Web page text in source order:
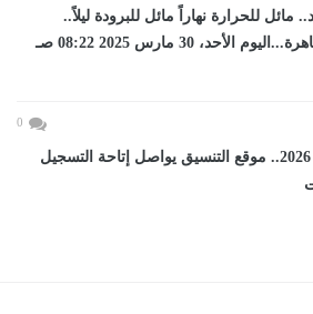
للحرارة نهاراً مائل للبرودة ليلاً..
والعظمى فى القاهرة...اليوم الأحد، 30 مارس 2025 08:22 صـ
0
تنسيق الجامعات 2026.. موقع التنسيق يواصل إتاحة التسجيل